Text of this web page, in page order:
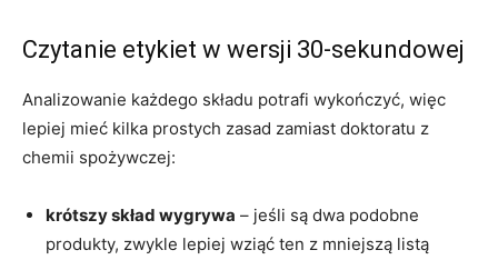
Czytanie etykiet w wersji 30-sekundowej
Analizowanie każdego składu potrafi wykończyć, więc
lepiej mieć kilka prostych zasad zamiast doktoratu z
chemii spożywczej:
krótszy skład wygrywa – jeśli są dwa podobne
produkty, zwykle lepiej wziąć ten z mniejszą listą